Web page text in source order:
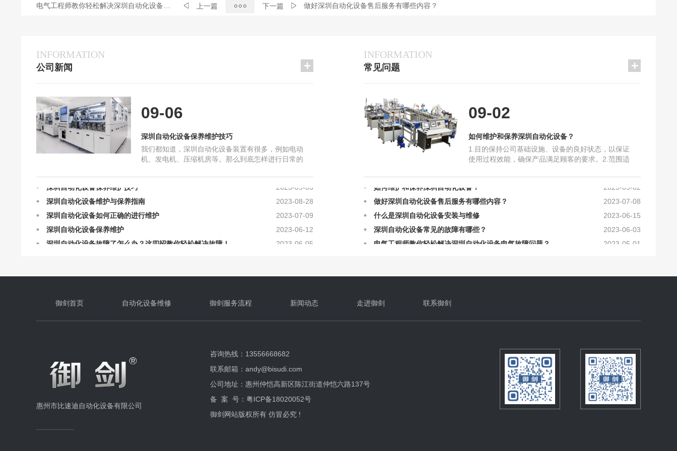
上一篇 下一篇 做好深圳自动化设备售后服务有哪些内容？
INFORMATION
公司新闻
09-06
深圳自动化设备保养维护技巧
我们都知道，深圳自动化设备装置有很多，例如电动
机、发电机、压缩机房等。那么到底怎样进行日常的
分享一些关于深圳自动化设备的保养维护技巧。深圳
自动化设备保养维护技巧维护保养内容一般包括日常
维护保养、定期维护保养、定期检查和精度检查，设
2023-03-18
深圳自动化设备如何正确的进行维护
2023-09-06
深圳自动化设备保养维护技巧
2023-08-28
深圳自动化设备维护与保养指南
2023-07-09
深圳自动化设备如何正确的进行维护
2023-06-12
深圳自动化设备保养维护
2023-06-05
深圳自动化设备故障了怎么办？这四招教你轻松解决故障！
2023-03-18
深圳自动化设备如何正确的进行维护
2023-06-12
深圳自动化设备保养维护
INFORMATION
常见问题
09-02
如何维护和保养深圳自动化设备？
1.目的保持公司基础设施、设备的良好状态，以保证
使用过程效能，确保产品满足顾客的要求。2.范围适
生产部是设备维护保养的归口管理部门。负责公司的
基础设施、设备的管理。3.2生产部根据公司基础设
施、设备的实际情况，负责建立管理档案，制订《设
2023-03-16
深圳自动化设备的检修方法有哪些？
2023-09-02
如何维护和保养深圳自动化设备？
2023-07-08
做好深圳自动化设备售后服务有哪些内容？
2023-06-15
什么是深圳自动化设备安装与维修
2023-06-03
深圳自动化设备常见的故障有哪些？
2023-05-01
电气工程师教你轻松解决深圳自动化设备电气故障问题？
2023-03-16
深圳自动化设备的检修方法有哪些？
深圳自动化设备常见的故障有哪些？
御剑首页 自动化设备维修 御剑服务流程 新闻动态 走进御剑 联系御剑
惠州市比速迪自动化设备有限公司
咨询热线：13556668682
联系邮箱：andy@bisudi.com
公司地址：惠州仲恺高新区陈江街道仲恺六路137号
备 案 号： 粤ICP备18020052号
御剑网站版权所有 仿冒必究 !